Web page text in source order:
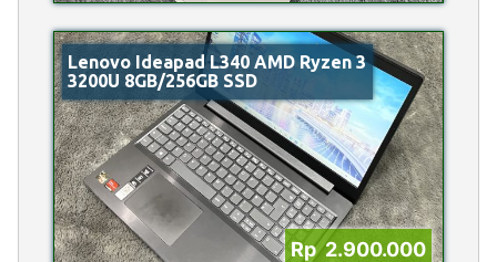
Lenovo Ideapad L340 AMD Ryzen 3
3200U 8GB/256GB SSD
Rp 2.900.000